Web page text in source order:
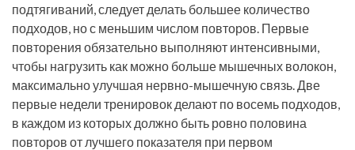
подтягиваний, следует делать большее количество
подходов, но с меньшим числом повторов. Первые
повторения обязательно выполняют интенсивными,
чтобы нагрузить как можно больше мышечных волокон,
максимально улучшая нервно-мышечную связь. Две
первые недели тренировок делают по восемь подходов,
в каждом из которых должно быть ровно половина
повторов от лучшего показателя при первом